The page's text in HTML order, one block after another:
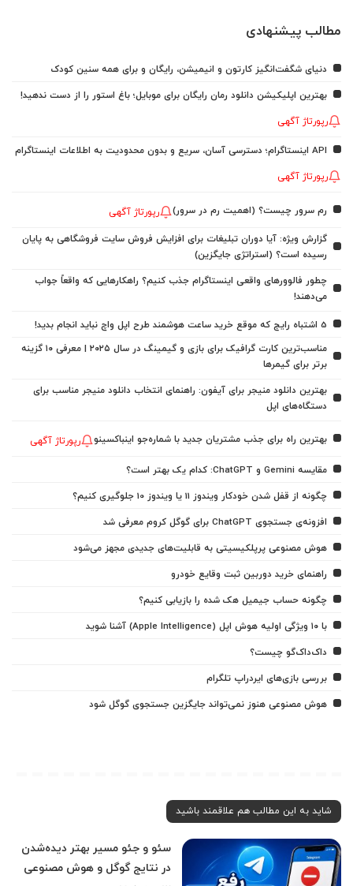
مطالب پیشنهادی
دنیای شگفت‌انگیز کارتون و انیمیشن، رایگان و برای همه سنین کودک
بهترین اپلیکیشن دانلود رمان رایگان برای موبایل؛ باغ استور را از دست ندهید!
رپورتاژ آگهی
API اینستاگرام؛ دسترسی آسان، سریع و بدون محدودیت به اطلاعات اینستاگرام
رپورتاژ آگهی
رم سرور چیست؟ (اهمیت رم در سرور) رپورتاژ آگهی
گزارش ویژه: آیا دوران تبلیغات برای افزایش فروش سایت فروشگاهی به پایان
رسیده است؟ (استراتژی جایگزین)
چطور فالوورهای واقعی اینستاگرام جذب کنیم؟ راهکارهایی که واقعاً جواب
می‌دهند!
5 اشتباه رایج که موقع خرید ساعت هوشمند طرح اپل واچ نباید انجام بدید!
مناسب‌ترین کارت گرافیک برای بازی و گیمینگ در سال ۲۰۲۵ | معرفی ۱۰ گزینه
برتر برای گیمرها
بهترین دانلود منیجر برای آیفون: راهنمای انتخاب دانلود منیجر مناسب برای
دستگاه‌های اپل
بهترین راه برای جذب مشتریان جدید با شماره‌جو اینباکسینو رپورتاژ آگهی
مقایسه Gemini و ChatGPT: کدام یک بهتر است؟
چگونه از قفل شدن خودکار ویندوز 11 یا ویندوز 10 جلوگیری کنیم؟
افزونه‌ی جستجوی ChatGPT برای گوگل کروم معرفی شد
هوش مصنوعی پرپلکیسیتی به قابلیت‌های جدیدی مجهز می‌شود
راهنمای خرید دوربین ثبت وقایع خودرو
چگونه حساب جیمیل هک شده را بازیابی کنیم؟
با ۱۰ ویژگی اولیه هوش اپل (Apple Intelligence) آشنا شوید
داک‌داک‌گو چیست؟
بررسی بازی‌های ایردراپ تلگرام
هوش مصنوعی هنوز نمی‌تواند جایگزین جستجوی گوگل شود
شاید به این مطالب هم علاقمند باشید
سئو و جئو مسیر بهتر دیده‌شدن
در نتایج گوگل و هوش مصنوعی